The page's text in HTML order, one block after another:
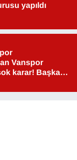
yapıldı
Vanspor
karar! Başkan